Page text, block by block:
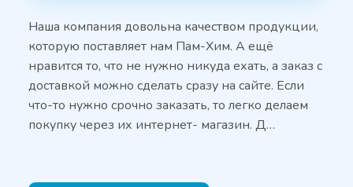
Наша компания довольна качеством продукции,
которую поставляет нам Пам-Хим. А ещё
нравится то, что не нужно никуда ехать, а заказ с
доставкой можно сделать сразу на сайте. Если
что-то нужно срочно заказать, то легко делаем
покупку через их интернет- магазин. Д…